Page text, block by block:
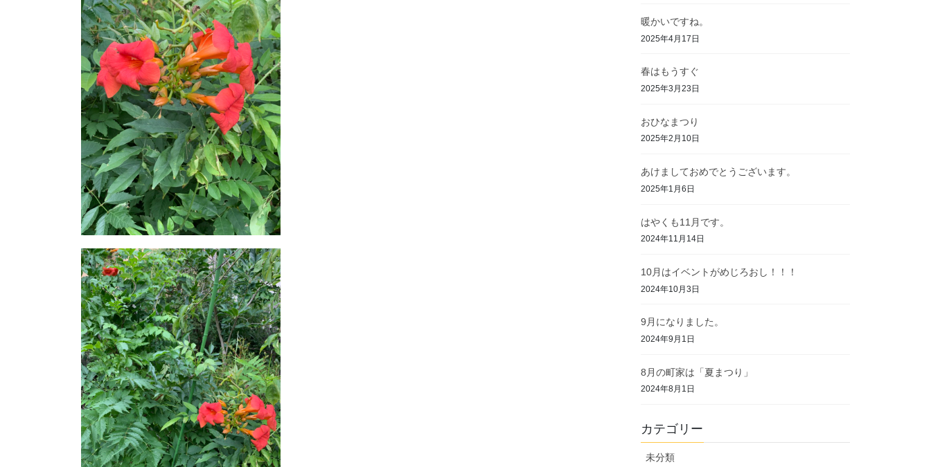
暖かいですね。
2025年4月17日
春はもうすぐ
2025年3月23日
おひなまつり
2025年2月10日
あけましておめでとうございます。
2025年1月6日
はやくも11月です。
2024年11月14日
10月はイベントがめじろおし！！！
2024年10月3日
9月になりました。
2024年9月1日
8月の町家は「夏まつり」
2024年8月1日
カテゴリー
未分類